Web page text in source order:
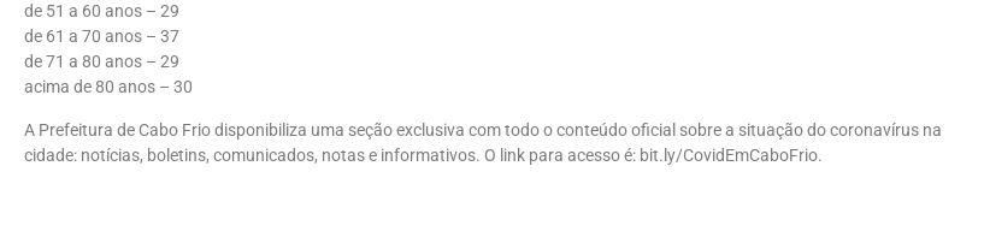
de 51 a 60 anos – 29
de 61 a 70 anos – 37
de 71 a 80 anos – 29
acima de 80 anos – 30
A Prefeitura de Cabo Frio disponibiliza uma seção exclusiva com todo o conteúdo oficial sobre a situação do coronavírus na
cidade: notícias, boletins, comunicados, notas e informativos. O link para acesso é: bit.ly/CovidEmCaboFrio.